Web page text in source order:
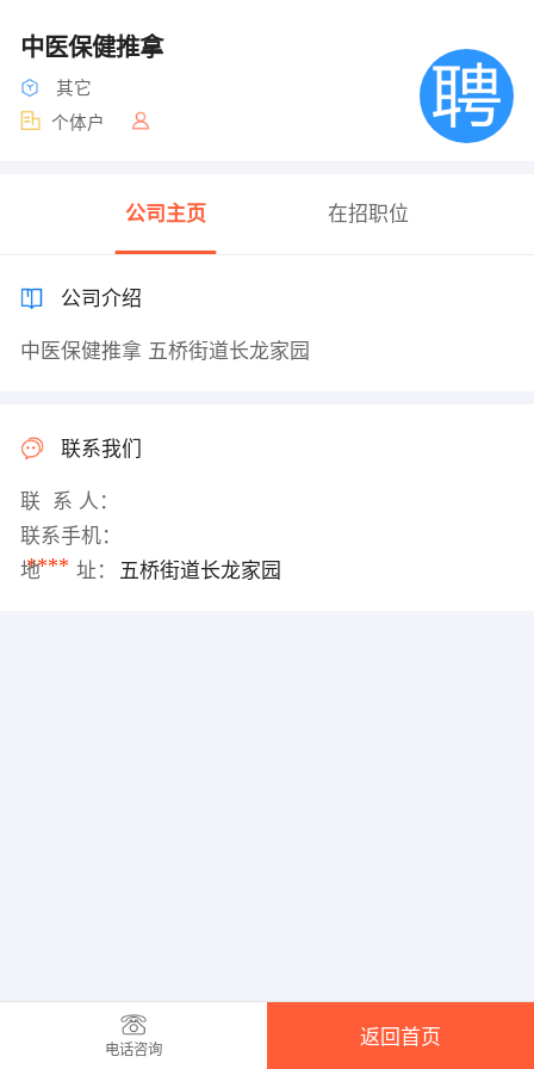
中医保健推拿
其它
个体户
公司主页 在招职位
公司介绍
中医保健推拿 五桥街道长龙家园
联系我们
联 系 人：
联系手机：
****
地 址： 五桥街道长龙家园
电话咨询
返回首页